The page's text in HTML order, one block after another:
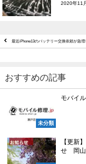
2020年11
最近iPhone13のバッテリー交換依頼が急
おすすめの記事
未分類
モバイ
【更新
せ 岡山